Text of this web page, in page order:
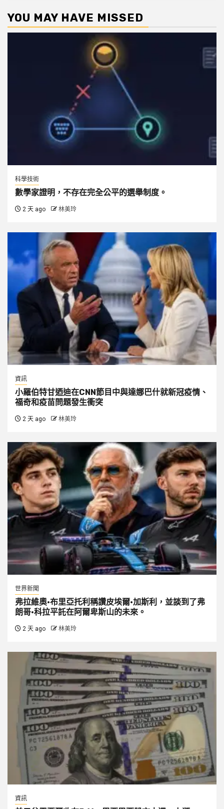
YOU MAY HAVE MISSED
科學技術
數學家證明，不存在完全公平的選舉制度。
2 天 ago 林美玲
資訊
小羅伯特甘迺迪在CNN節目中與達娜巴什就新冠疫情、
福奇和疫苗問題發生衝突
2 天 ago 林美玲
世界新聞
弗拉維奧·布里亞托利稱讚皮埃爾·加斯利，並談到了弗
朗哥·科拉平託在阿爾卑斯山的未來。
2 天 ago 林美玲
資訊